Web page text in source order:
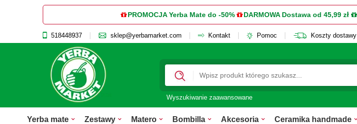
PROMOCJA Yerba Mate do -50% DARMOWA Dostawa od 45,99 zł
518448937 sklep@yerbamarket.com Kontakt Pomoc Koszty dostawy
Wyszukiwanie zaawansowane
Yerba mate Zestawy Matero Bombilla Akcesoria Ceramika handmade